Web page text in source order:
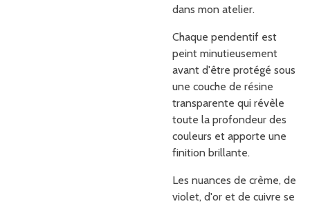
dans mon atelier.
Chaque pendentif est
peint minutieusement
avant d'être protégé sous
une couche de résine
transparente qui révèle
toute la profondeur des
couleurs et apporte une
finition brillante.
Les nuances de crème, de
violet, d'or et de cuivre se